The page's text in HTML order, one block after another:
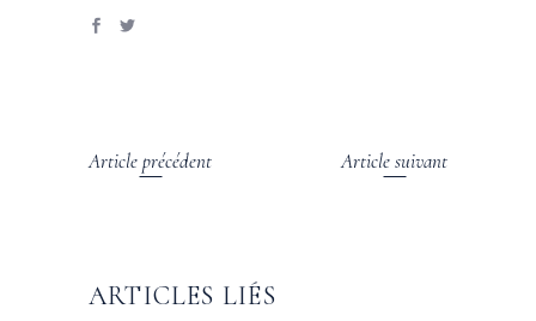
Article précédent Article suivant
ARTICLES LIÉS